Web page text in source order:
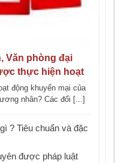
Văn phòng đại
thực hiện hoạt
động khuyến mại của
nhân? Các đối [...]
? Tiêu chuẩn và đặc
được pháp luật